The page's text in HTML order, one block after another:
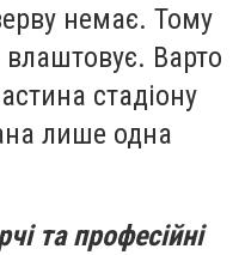
немає. Тому
Варто
стадіону
лише одна
та професійні